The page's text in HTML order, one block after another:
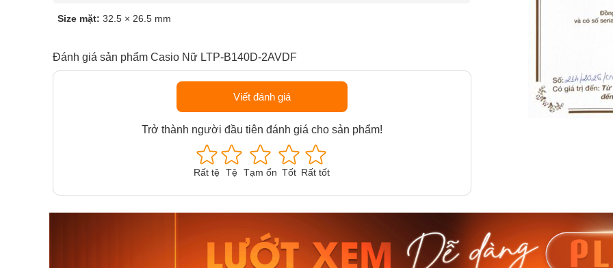
Size mặt: 32.5 × 26.5 mm
Đánh giá sản phẩm Casio Nữ LTP-B140D-2AVDF
Viết đánh giá
Trở thành người đầu tiên đánh giá cho sản phẩm!
Rất tệ Tệ Tạm ổn Tốt Rất tốt
Casio Nam MTS-
115D-1AVDF
2.823.000₫
2.399.550₫
Casio Nam MTS-
RS100L-1AVDF
4.276.000₫
3.634.600₫
Casio
230EL-